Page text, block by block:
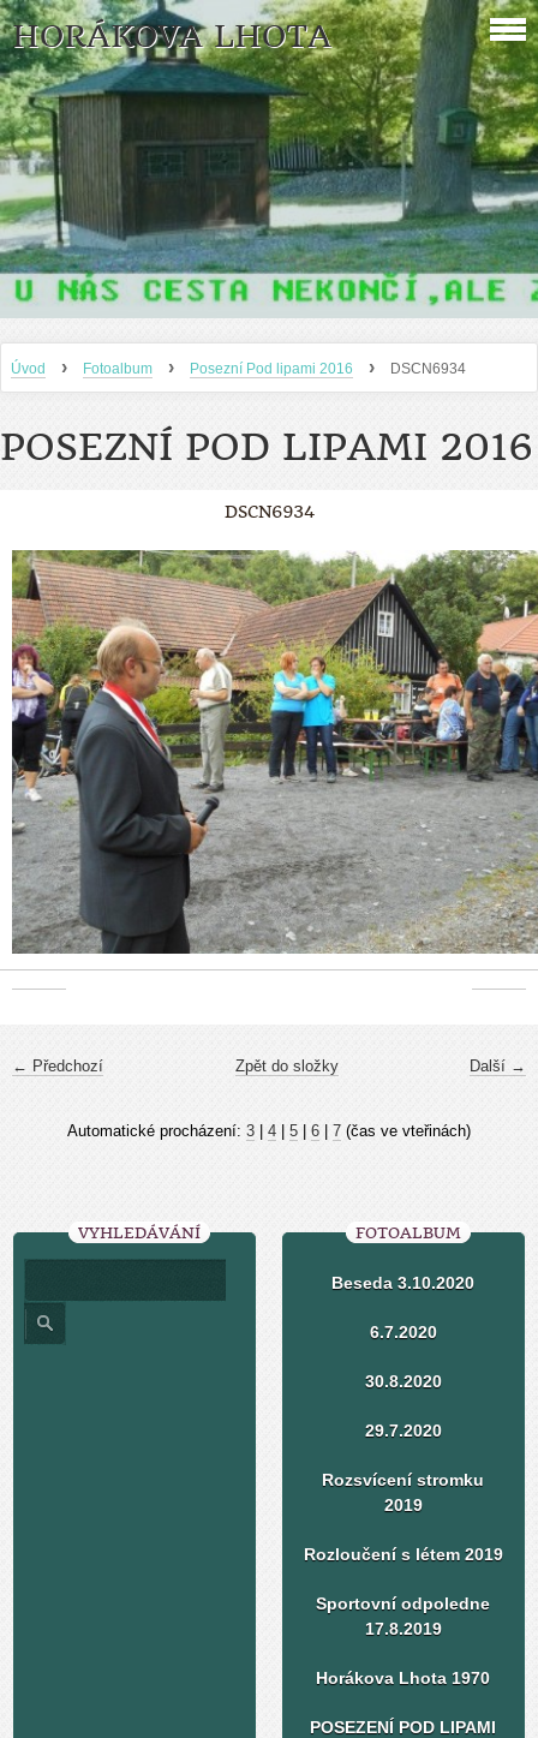
HORÁKOVA LHOTA
Úvod › Fotoalbum › Posezní Pod lipami 2016 › DSCN6934
POSEZNÍ POD LIPAMI 2016
DSCN6934
← Předchozí Další →
Zpět do složky
Automatické procházení: 3 4 5 6 7 (čas ve vteřinách)
VYHLEDÁVÁNÍ FOTOALBUM
Beseda 3.10.2020
6.7.2020
30.8.2020
29.7.2020
Rozsvícení stromku
2019
Rozloučení s létem 2019
Sportovní odpoledne
17.8.2019
Horákova Lhota 1970
POSEZENÍ POD LIPAMI